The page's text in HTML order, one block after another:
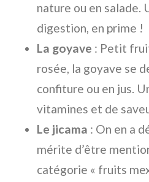
nature ou en salade.
digestion, en prime !
La goyave : Petit
rosée, la goyave se
confiture ou en jus.
vitamines et de
Le jicama : On en a
mérite d’être
catégorie « fruits